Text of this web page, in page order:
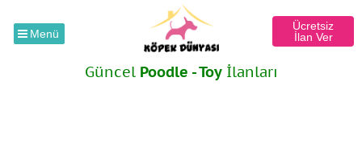
Menü
Ücretsiz
İlan Ver
Güncel Poodle - Toyİlanları